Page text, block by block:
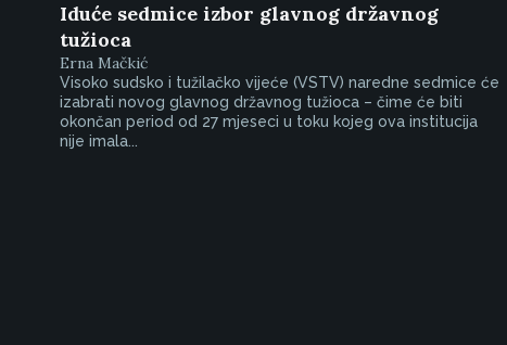
Iduće sedmice izbor glavnog državnog
tužioca
Erna Mačkić
Visoko sudsko i tužilačko vijeće (VSTV) naredne sedmice će
izabrati novog glavnog državnog tužioca – čime će biti
okončan period od 27 mjeseci u toku kojeg ova institucija
nije imala...